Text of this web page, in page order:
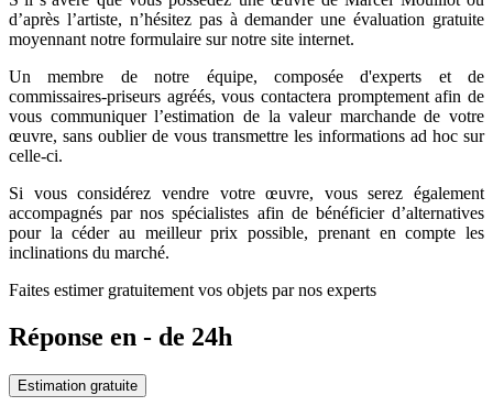
d’après l’artiste, n’hésitez pas à demander une évaluation gratuite
moyennant notre formulaire sur notre site internet.
Un membre de notre équipe, composée d'experts et de
commissaires-priseurs agréés, vous contactera promptement afin de
vous communiquer l’estimation de la valeur marchande de votre
œuvre, sans oublier de vous transmettre les informations ad hoc sur
celle-ci.
Si vous considérez vendre votre œuvre, vous serez également
accompagnés par nos spécialistes afin de bénéficier d’alternatives
pour la céder au meilleur prix possible, prenant en compte les
inclinations du marché.
Faites estimer gratuitement vos objets par nos experts
Réponse en - de 24h
Estimation gratuite